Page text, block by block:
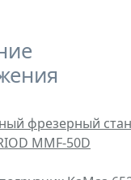
фрезерный
MMF-50D